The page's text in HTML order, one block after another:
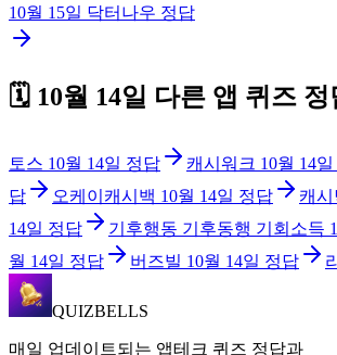
10월 15일 닥터나우 정답
🗓️ 10월 14일 다른 앱 퀴즈 정
토스 10월 14일 정답 캐시워크 10월 14일
답
오케이캐시백 10월 14일 정답 캐시
14일 정답 기후행동 기후동행 기회소득
월 14일 정답 버즈빌 10월 14일 정답
QUIZBELLS
매일 업데이트되는 앱테크 퀴즈 정답과